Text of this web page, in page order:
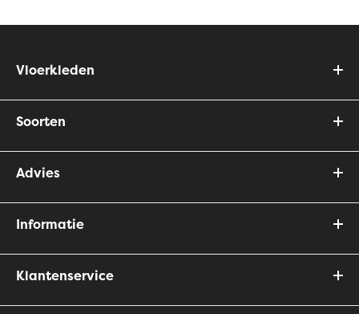
Vloerkleden
Soorten
Advies
Informatie
Klantenservice